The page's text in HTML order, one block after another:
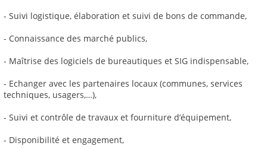
- Suivi logistique, élaboration et suivi de bons de commande,
- Connaissance des marché publics,
- Maîtrise des logiciels de bureautiques et SIG indispensable,
- Echanger avec les partenaires locaux (communes, services
techniques, usagers,…),
- Suivi et contrôle de travaux et fourniture d’équipement,
- Disponibilité et engagement,